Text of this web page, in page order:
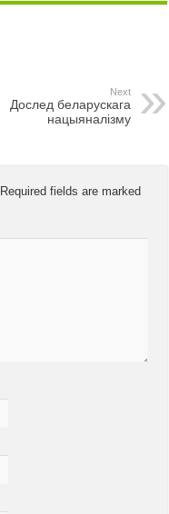
Next
Дослед беларускага
нацыяналізму
Required fields are marked